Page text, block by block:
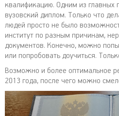
квалификацию. Одним из главных
вузовский диплом. Только что
людей просто не было
институт по разным причинам,
документов. Конечно, можно
или попробовать доучиться.
Возможно и более оптимальное
2013 года, после чего можно